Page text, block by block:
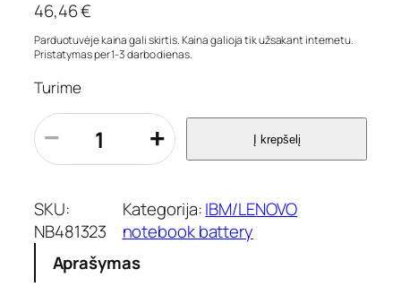
46,46€
Parduotuvėje kaina gali skirtis. Kaina galioja tik užsakant internetu.
Pristatymas per 1-3 darbo dienas.
Turime
p
r
o
u
k
t
k
− + Į krepšelį
SKU:
NB481323
Kategorija:IBM/LENOVO
notebook battery
Aprašymas